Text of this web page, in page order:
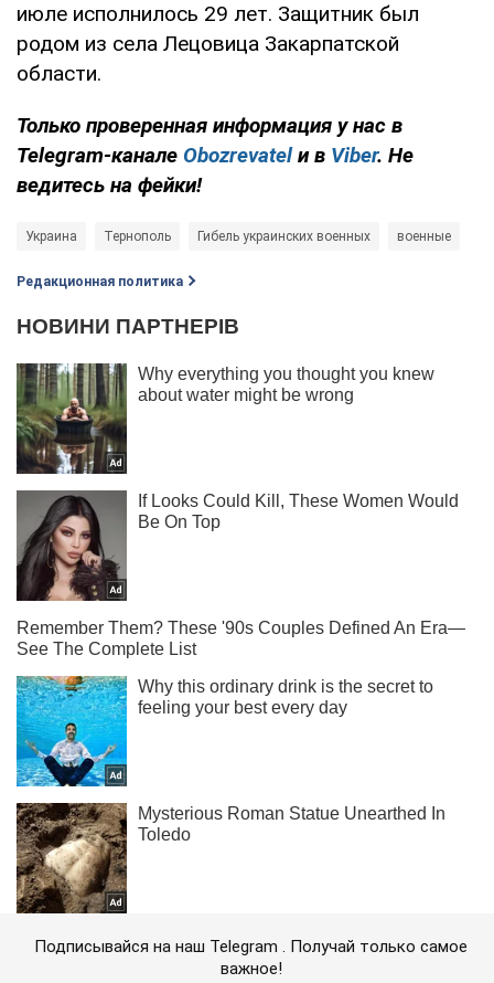
июле исполнилось 29 лет. Защитник был
родом из села Лецовица Закарпатской
области.
Только проверенная информация у нас в
Telegram-канале Obozrevatelи в Viber. Не
ведитесь на фейки!
Украина Тернополь Гибель украинских военных военные
Редакционная политика
Подписывайся на наш Telegram . Получай только самое
важное!